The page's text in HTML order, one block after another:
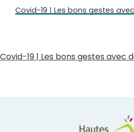
Covid-19 | Les bons gestes
Covid-19 | Les bons gestes avec